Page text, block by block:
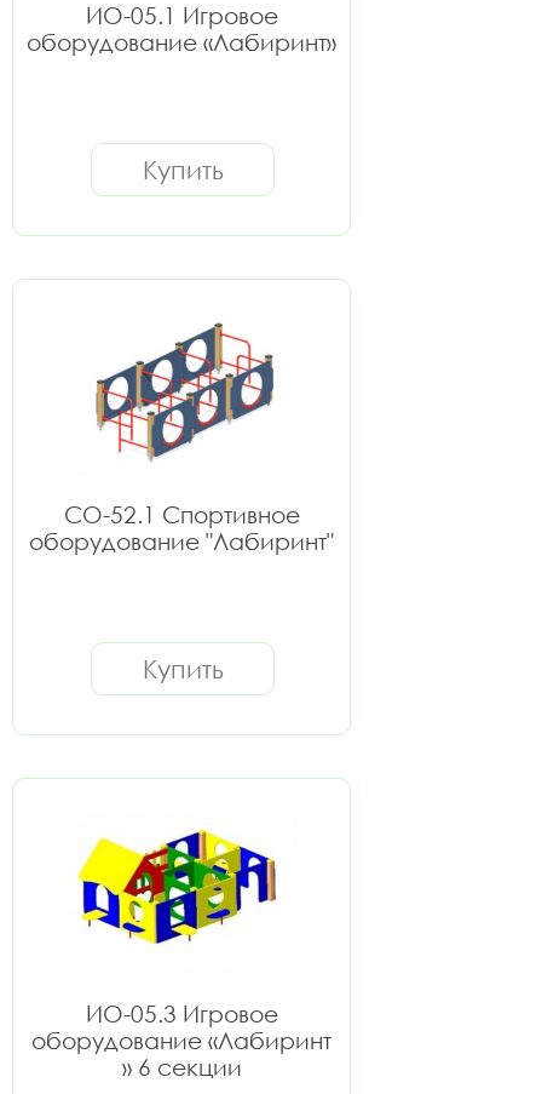
ИО-05.1 Игровое
оборудование «Лабиринт»
Купить
СО-52.1 Спортивное
оборудование "Лабиринт"
Купить
ИО-05.3 Игровое
оборудование «Лабиринт
» 6 секции